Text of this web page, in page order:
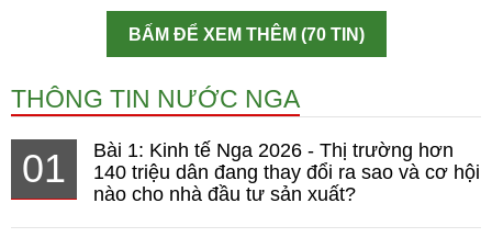
BẤM ĐỂ XEM THÊM (70 TIN)
THÔNG TIN NƯỚC NGA
01
Bài 1: Kinh tế Nga 2026 - Thị trường hơn
140 triệu dân đang thay đổi ra sao và cơ hội
nào cho nhà đầu tư sản xuất?